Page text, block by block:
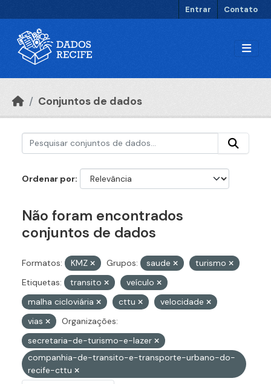
Entrar Contato
Conjuntos de dados
Ordenar por
Não foram encontrados
conjuntos de dados
Formatos: KMZ Grupos: saude
turismo
Etiquetas:
transito
veículo
malha cicloviária
cttu
velocidade
vias
Organizações:
secretaria-de-turismo-e-lazer
companhia-de-transito-e-transporte-urbano-do-
recife-cttu